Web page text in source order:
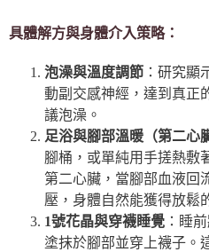
具體解方與身體介入策略：
泡澡與溫度調節 ：研究顯
動副交感神經，達到真正
議泡澡。
足浴與腳部溫暖（第二心
腳桶，或單純用手搓熱敷
第二心臟，當腳部血液回
壓，身體自然能獲得放鬆
1號花晶與穿襪睡覺 ：睡
塗抹於腳部並穿上襪子。